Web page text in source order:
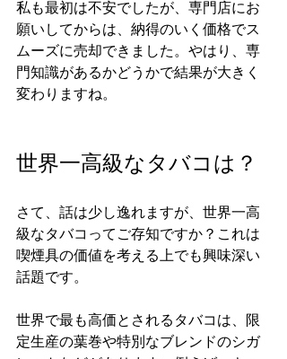
私も最初は不安でしたが、専門店にお
願いしてからは、納得のいく価格でス
ムーズに売却できました。やはり、専
門知識があるかどうかで結果が大きく
変わりますね。
世界一高級なタバコは？
さて、話は少し逸れますが、世界一高
級なタバコってご存知ですか？これは
喫煙具の価値を考える上でも興味深い
話題です。
世界で最も高価とされるタバコは、限
定生産の葉巻や特別なブレンドのシガ